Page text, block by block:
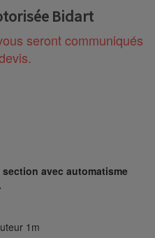
Bidart
seront communiqués
avec automatisme
1m